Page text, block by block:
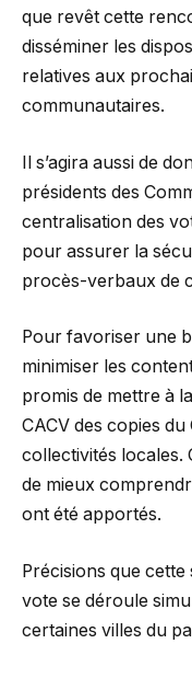
que revêt cette
disséminer les
relatives aux
communautaires.
Il s’agira aussi de
présidents des
centralisation des
pour assurer la
procès-verbaux de
Pour favoriser une
minimiser les
promis de mettre à
CACV des copies
collectivités locales.
de mieux
ont été apportés.
Précisions que cette
vote se déroule
certaines villes du